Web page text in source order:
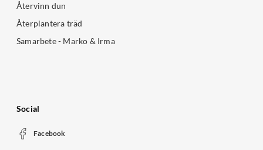
Återvinn dun
Återplantera träd
Samarbete - Marko & Irma
Social
Facebook